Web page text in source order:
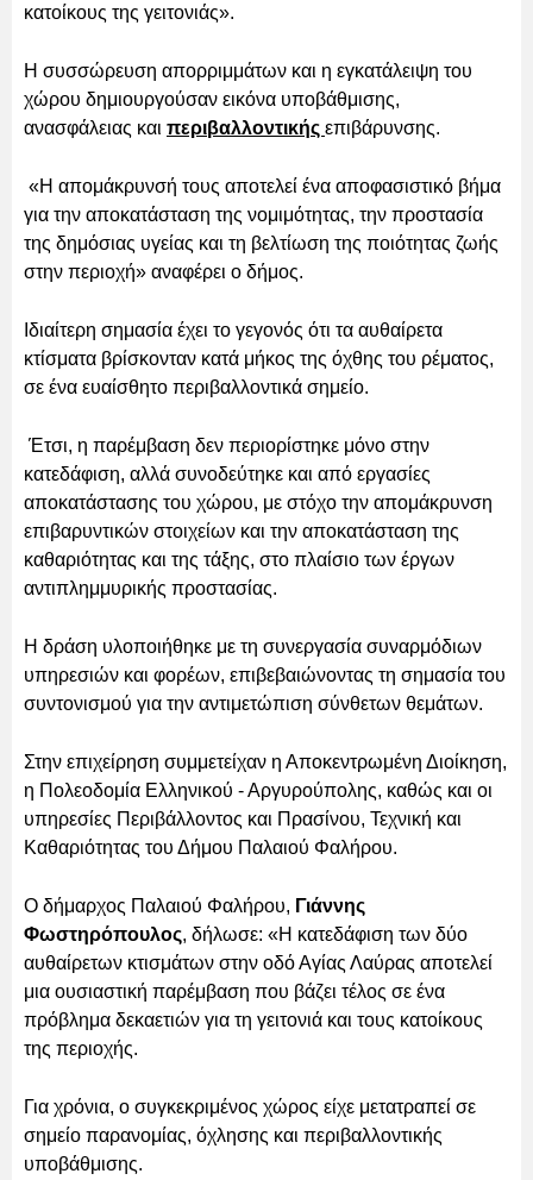
κατοίκους της γειτονιάς».
Η συσσώρευση απορριμμάτων και η εγκατάλειψη του
χώρου δημιουργούσαν εικόνα υποβάθμισης,
ανασφάλειας και περιβαλλοντικής επιβάρυνσης.
«Η απομάκρυνσή τους αποτελεί ένα αποφασιστικό βήμα
για την αποκατάσταση της νομιμότητας, την προστασία
της δημόσιας υγείας και τη βελτίωση της ποιότητας ζωής
στην περιοχή» αναφέρει ο δήμος.
Ιδιαίτερη σημασία έχει το γεγονός ότι τα αυθαίρετα
κτίσματα βρίσκονταν κατά μήκος της όχθης του ρέματος,
σε ένα ευαίσθητο περιβαλλοντικά σημείο.
Έτσι, η παρέμβαση δεν περιορίστηκε μόνο στην
κατεδάφιση, αλλά συνοδεύτηκε και από εργασίες
αποκατάστασης του χώρου, με στόχο την απομάκρυνση
επιβαρυντικών στοιχείων και την αποκατάσταση της
καθαριότητας και της τάξης, στο πλαίσιο των έργων
αντιπλημμυρικής προστασίας.
Η δράση υλοποιήθηκε με τη συνεργασία συναρμόδιων
υπηρεσιών και φορέων, επιβεβαιώνοντας τη σημασία του
συντονισμού για την αντιμετώπιση σύνθετων θεμάτων.
Στην επιχείρηση συμμετείχαν η Αποκεντρωμένη Διοίκηση,
η Πολεοδομία Ελληνικού - Αργυρούπολης, καθώς και οι
υπηρεσίες Περιβάλλοντος και Πρασίνου, Τεχνική και
Καθαριότητας του Δήμου Παλαιού Φαλήρου.
Ο δήμαρχος Παλαιού Φαλήρου, Γιάννης
Φωστηρόπουλος, δήλωσε: «Η κατεδάφιση των δύο
αυθαίρετων κτισμάτων στην οδό Αγίας Λαύρας αποτελεί
μια ουσιαστική παρέμβαση που βάζει τέλος σε ένα
πρόβλημα δεκαετιών για τη γειτονιά και τους κατοίκους
της περιοχής.
Για χρόνια, ο συγκεκριμένος χώρος είχε μετατραπεί σε
σημείο παρανομίας, όχλησης και περιβαλλοντικής
υποβάθμισης.